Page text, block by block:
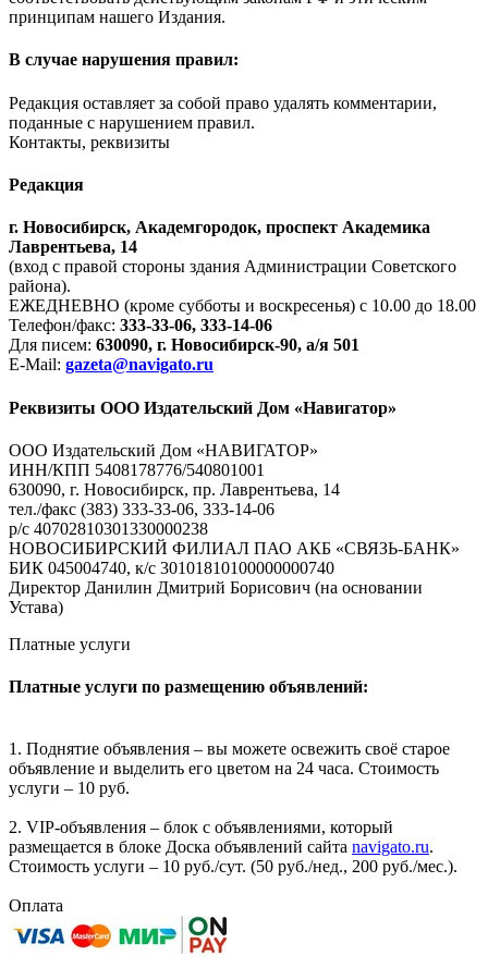
принципам нашего Издания.
В случае нарушения правил:
Редакция оставляет за собой право удалять комментарии,
поданные с нарушением правил.
Контакты, реквизиты
Редакция
г. Новосибирск, Академгородок, проспект Академика
Лаврентьева, 14
(вход с правой стороны здания Администрации Советского
района).
ЕЖЕДНЕВНО (кроме субботы и воскресенья) с 10.00 до 18.00
Телефон/факс: 333-33-06, 333-14-06
Для писем: 630090, г. Новосибирск-90, а/я 501
E-Mail: gazeta@navigato.ru
Реквизиты ООО Издательский Дом «Навигатор»
ООО Издательский Дом «НАВИГАТОР»
ИНН/КПП 5408178776/540801001
630090, г. Новосибирск, пр. Лаврентьева, 14
тел./факс (383) 333-33-06, 333-14-06
р/с 40702810301330000238
НОВОСИБИРСКИЙ ФИЛИАЛ ПАО АКБ «СВЯЗЬ-БАНК»
БИК 045004740, к/с 30101810100000000740
Директор Данилин Дмитрий Борисович (на основании
Устава)
Платные услуги
Платные услуги по размещению объявлений:
1. Поднятие объявления – вы можете освежить своё старое
объявление и выделить его цветом на 24 часа. Стоимость
услуги – 10 руб.
2. VIP-объявления – блок с объявлениями, который
размещается в блоке Доска объявлений сайта navigato.ru.
Стоимость услуги – 10 руб./сут. (50 руб./нед., 200 руб./мес.).
Оплата